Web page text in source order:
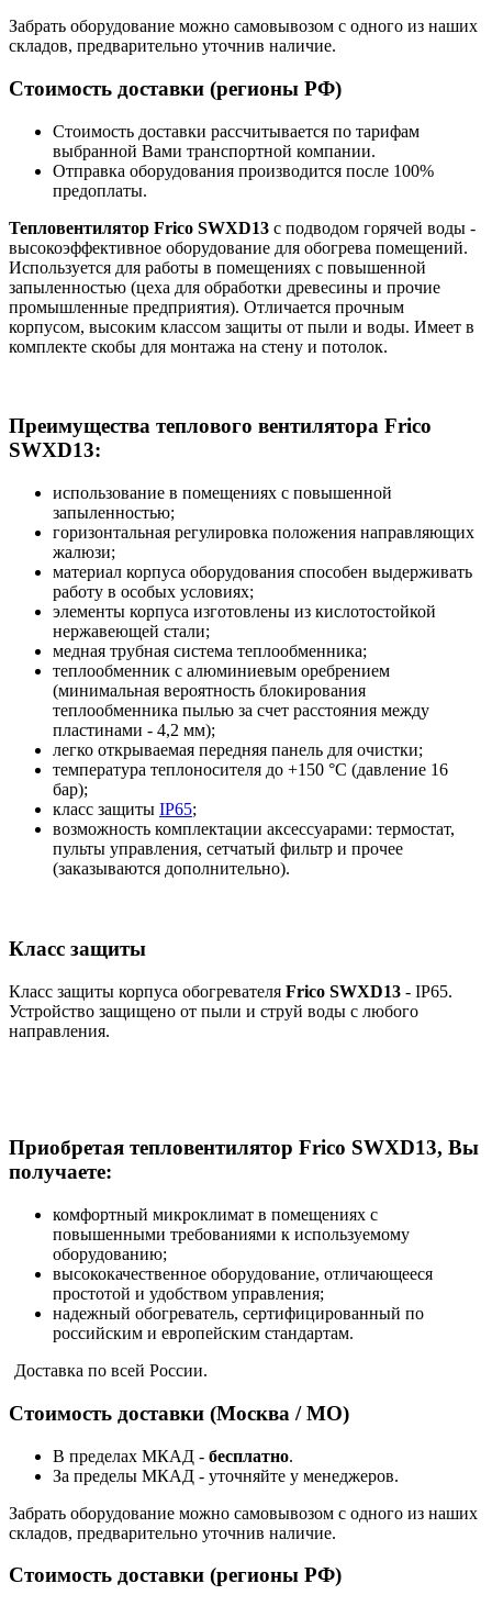
Забрать оборудование можно самовывозом с одного из наших
складов, предварительно уточнив наличие.
Стоимость доставки (регионы РФ)
Стоимость доставки рассчитывается по тарифам
выбранной Вами транспортной компании.
Отправка оборудования производится после 100%
предоплаты.
Тепловентилятор Frico SWXD13 с подводом горячей воды -
высокоэффективное оборудование для обогрева помещений.
Используется для работы в помещениях с повышенной
запыленностью (цеха для обработки древесины и прочие
промышленные предприятия). Отличается прочным
корпусом, высоким классом защиты от пыли и воды. Имеет в
комплекте скобы для монтажа на стену и потолок.
Преимущества теплового вентилятора Frico
SWXD13:
использование в помещениях с повышенной
запыленностью;
горизонтальная регулировка положения направляющих
жалюзи;
материал корпуса оборудования способен выдерживать
работу в особых условиях;
элементы корпуса изготовлены из кислотостойкой
нержавеющей стали;
медная трубная система теплообменника;
теплообменник с алюминиевым оребрением
(минимальная вероятность блокирования
теплообменника пылью за счет расстояния между
пластинами - 4,2 мм);
легко открываемая передняя панель для очистки;
температура теплоносителя до +150 °C (давление 16
бар);
класс защиты IP65;
возможность комплектации аксессуарами: термостат,
пульты управления, сетчатый фильтр и прочее
(заказываются дополнительно).
Класс защиты
Класс защиты корпуса обогревателя Frico SWXD13 - IP65.
Устройство защищено от пыли и струй воды с любого
направления.
Приобретая тепловентилятор Frico SWXD13, Вы
получаете:
комфортный микроклимат в помещениях с
повышенными требованиями к используемому
оборудованию;
высококачественное оборудование, отличающееся
простотой и удобством управления;
надежный обогреватель, сертифицированный по
российским и европейским стандартам.
Доставка по всей России.
Стоимость доставки (Москва / МО)
В пределах МКАД - бесплатно.
За пределы МКАД - уточняйте у менеджеров.
Забрать оборудование можно самовывозом с одного из наших
складов, предварительно уточнив наличие.
Стоимость доставки (регионы РФ)